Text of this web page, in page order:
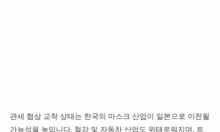
관세 협상 교착 상태는 한국의 마스크 산업이 일본으로 이전될
가능성을 높입니다. 철강 및 자동차 산업도 위태로워지며, 트